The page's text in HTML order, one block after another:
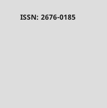
ISSN: 2676-0185